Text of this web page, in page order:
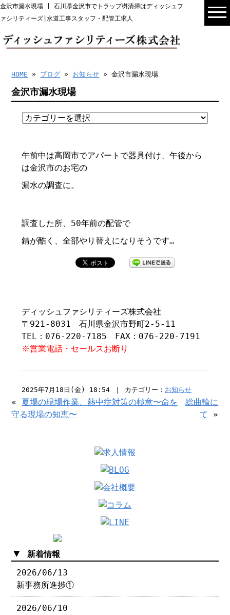
金沢市漏水現場 | 石川県金沢市でトラップ桝清掃はディッシュフ
ァシリティーズ|水道工事スタッフ・配管工求人
HOME » ブログ » お知らせ » 金沢市漏水現場
金沢市漏水現場
午前中は高岡市でアパートで器具付け、午後から
は金沢市のお宅の
漏水の調査に。
調査した所、50年前の配管で
錆が酷く、全部やり替えになりそうです…
ディッシュファシリティーズ株式会社
〒921-8031 石川県金沢市野町2-5-11
TEL：076-220-7185 FAX：076-220-7191
※営業電話・セールスお断り
2025年7月18日(金) 18:54 ｜ カテゴリー： お知らせ
« 夏場の現場作業、熱中症対策の極意〜命を
守る現場の知恵〜
総曲輪に
て
»
▼ 新着情報
2026/06/13
新事務所進捗①
2026/06/10